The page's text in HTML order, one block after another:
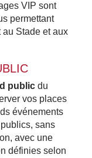
VIP sont
permettant
au Stade et aux
public du
vos places
événements
sans
avec une
définies selon